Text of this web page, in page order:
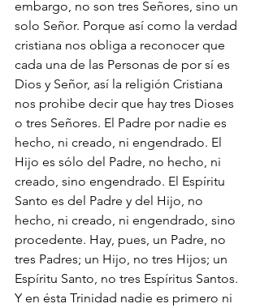
embargo, no son tres Señores, sino un
solo Señor. Porque así como la verdad
cristiana nos obliga a reconocer que
cada una de las Personas de por sí es
Dios y Señor, así la religión Cristiana
nos prohibe decir que hay tres Dioses
o tres Señores. El Padre por nadie es
hecho, ni creado, ni engendrado. El
Hijo es sólo del Padre, no hecho, ni
creado, sino engendrado. El Espíritu
Santo es del Padre y del Hijo, no
hecho, ni creado, ni engendrado, sino
procedente. Hay, pues, un Padre, no
tres Padres; un Hijo, no tres Hijos; un
Espíritu Santo, no tres Espíritus Santos.
Y en ésta Trinidad nadie es primero ni